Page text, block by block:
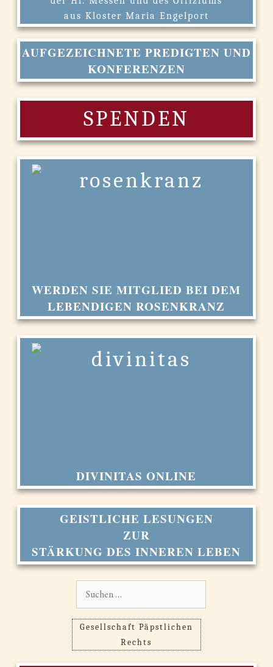
aus Kloster Maria Engelport
AUFGEZEICHNETE PREDIGTEN UND
KONFERENZEN
SPENDEN
WERDEN SIE MITGLIED BEI DEM
LEBENDIGEN ROSENKRANZ
DIVINITAS ONLINE
GEISTLICHE LESUNGEN
ZUR
STÄRKUNG DES INNEREN LEBEN
Gesellschaft Päpstlichen
Rechts